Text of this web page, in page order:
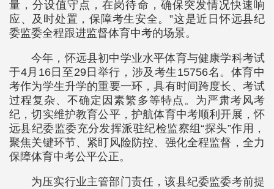
量，分设值守点，在岗待命，确保突发情况快速响
应、及时处置，保障考生安全。”这是近日怀远县纪
委监委全程跟进监督体育中考的场景。
今年，怀远县初中学业水平体育与健康学科考试
于4月16日至29日举行，涉及考生15756名。体育中
考作为学生升学的重要一环，具有时间跨度长、考试
过程复杂、不确定因素繁多等特点。为严肃考风考
纪，切实维护教育公平，护航体育中考顺利开展，怀
远县纪委监委充分发挥派驻纪检监察组“探头”作用，
聚焦关键环节、紧盯风险防控、强化全程监督，全力
保障体育中考公平公正。
为压实行业主管部门责任，该县纪委监委考前提